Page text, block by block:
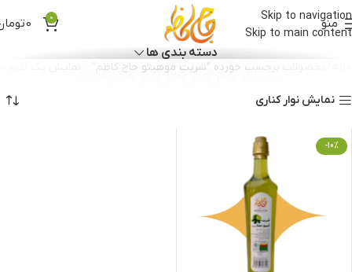
Skip to navigation
Skip to main content
منو 0
0
دسته بندی ها
محصولات برچسب خورده “شربت موهیتو حاج کاظم”
نمایش نوار کناری
-10%